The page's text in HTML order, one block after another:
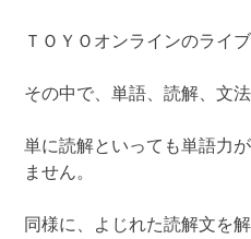
ＴＯＹＯオンラインのライ
その中で、単語、読解、文
単に読解といっても単語力
ません。
同様に、よじれた読解文を